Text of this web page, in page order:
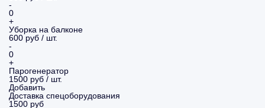
-
0
+
Уборка на балконе
600 руб / шт.
-
0
+
Парогенератор
1500 руб / шт.
Добавить
Доставка спецоборудования
1500 руб